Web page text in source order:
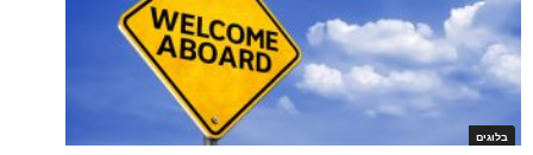
בלוגים